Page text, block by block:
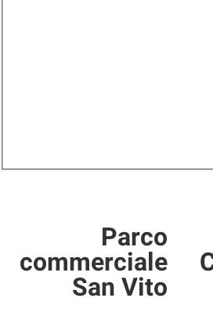
Parco
commerciale
San Vito